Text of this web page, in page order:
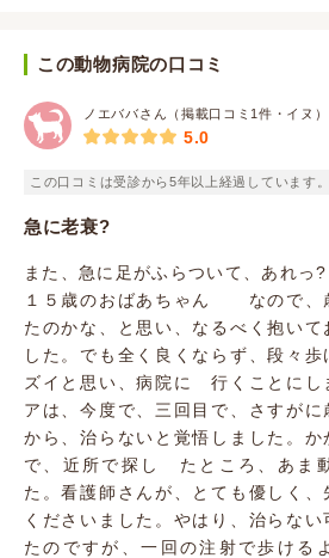
この動物病院の口コミ
ノエババさん（掲載口コミ1件・イヌ）
5.0
この口コミは受診から5年以上経過しています。
急に老衰?
また、急に足がふらついて、あれっ
１５歳のおばあちゃん なので、
たのかな、と思い、なるべく抱い
した。でも全く良くならず、段々
ズイと思い、病院に 行くことにし
アは、今度で、三回目で、さすが
から、治らないと覚悟しました。
で、近所で探し たところ、あま
た。看護師さんが、とても優しく
くださいました。やはり、治らな
たのですが、一回の注射で歩ける